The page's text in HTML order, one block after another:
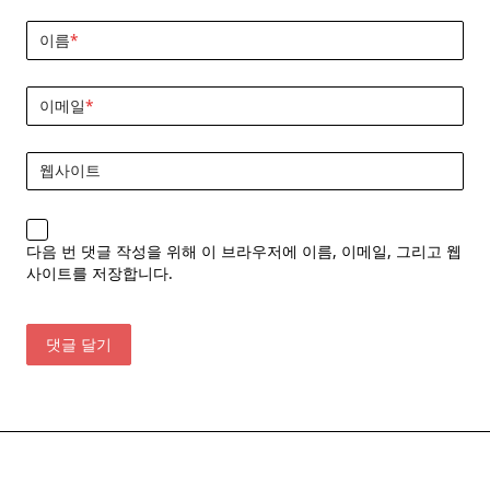
이름*
이메일*
웹사이트
다음 번 댓글 작성을 위해 이 브라우저에 이름, 이메일, 그리고 웹
사이트를 저장합니다.